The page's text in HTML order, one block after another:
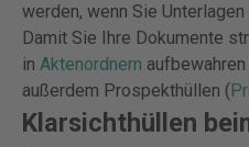
werden, wenn Sie
Damit Sie Ihre Dokumente
in Aktenordnern
außerdem Prospekthüllen (
Klarsichthüllen